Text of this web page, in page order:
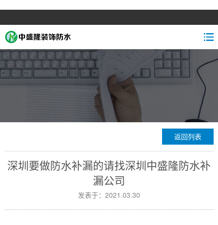
返回列表
深圳要做防水补漏的请找深圳中盛隆防水补
漏公司
发表于：2021.03.30